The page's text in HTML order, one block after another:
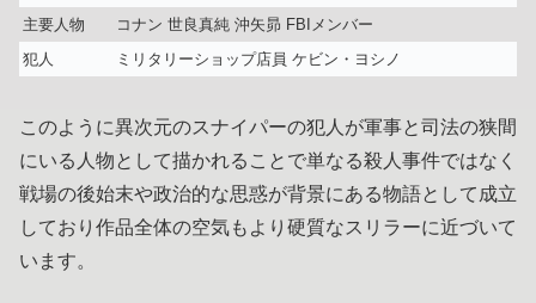
主要人物
コナン 世良真純 沖矢昴 FBIメンバー
犯人
ミリタリーショップ店員 ケビン・ヨシノ
このように異次元のスナイパーの犯人が軍事と司法の狭間
にいる人物として描かれることで単なる殺人事件ではなく
戦場の後始末や政治的な思惑が背景にある物語として成立
しており作品全体の空気もより硬質なスリラーに近づいて
います。